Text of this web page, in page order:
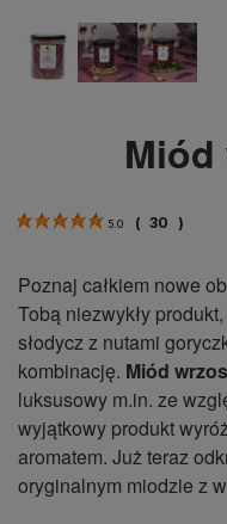
5.0 ( 30 )
Poznaj całkiem nowe
Tobą niezwykły
słodycz z nutami
kombinację. Miód
luksusowy m.in. ze
wyjątkowy produkt
aromatem. Już teraz
oryginalnym miodzie z